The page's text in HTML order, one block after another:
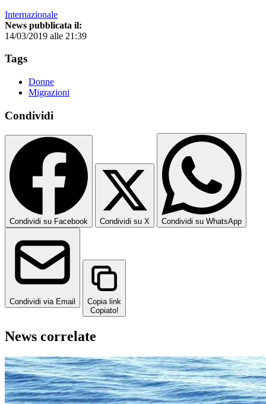
Internazionale
News pubblicata il:
14/03/2019 alle 21:39
Tags
Donne
Migrazioni
Condividi
Condividi su Facebook Condividi su X Condividi su WhatsApp
Condividi via Email
Copia link
Copiato!
News correlate